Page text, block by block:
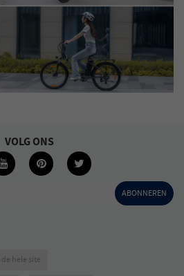
ABONNEREN
VOLG ONS
hele site